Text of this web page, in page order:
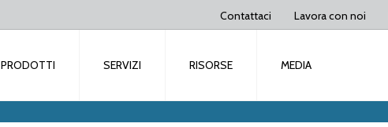
Contattaci Lavora con noi
PRODOTTI SERVIZI RISORSE MEDIA